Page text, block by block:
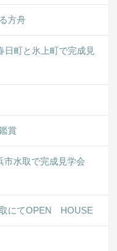
方舟
町と氷上町で完成見
賞
水取で完成見学会
にてOPEN HOUSE